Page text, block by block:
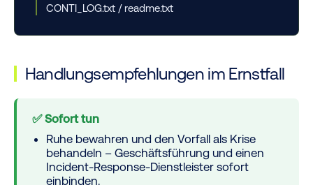
CONTI_LOG.txt / readme.txt
Handlungsempfehlungen im Ernstfall
✅ Sofort tun
Ruhe bewahren und den Vorfall als Krise
behandeln – Geschäftsführung und einen
Incident-Response-Dienstleister sofort
einbinden.